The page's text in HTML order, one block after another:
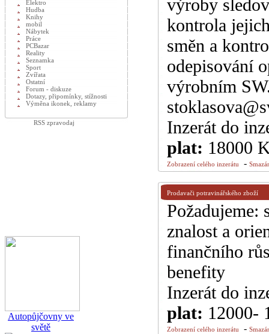
výroby
kontrola
směn a
odepisování
výrobním
Inzerát do
plat: 18000
Zobrazení celého inzerátu -
Prodavači potravinářského zboží
Požadujeme:
znalost a
finančního
benefity
Inzerát do
plat: 12000-
Zobrazení celého inzerátu -
Elektro
Hudba
Knihy
mobil
Nábytek
Práce
PCBazar
Reality
Seznamka
Sport
Zvířata
Ostatní
Forum - diskuze
Dotazy, připomínky, stížnosti
Výměna ikonek, reklamy
RSS zpravodaj
Autopůjčovny ve
světě